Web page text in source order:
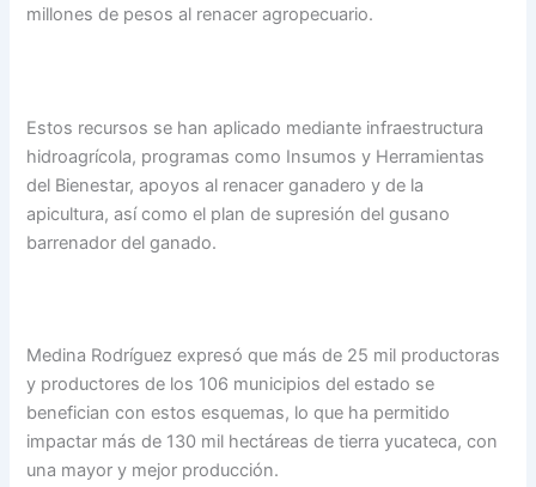
millones de pesos al renacer agropecuario.
Estos recursos se han aplicado mediante infraestructura
hidroagrícola, programas como Insumos y Herramientas
del Bienestar, apoyos al renacer ganadero y de la
apicultura, así como el plan de supresión del gusano
barrenador del ganado.
Medina Rodríguez expresó que más de 25 mil productoras
y productores de los 106 municipios del estado se
benefician con estos esquemas, lo que ha permitido
impactar más de 130 mil hectáreas de tierra yucateca, con
una mayor y mejor producción.